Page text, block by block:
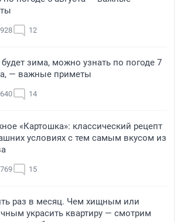
12
зима, можно узнать по погоде 7
— важные приметы
14
«Картошка»: классический рецепт
условиях с тем самым вкусом из
15
раз в месяц. Чем хищным или
украсить квартиру — смотрим